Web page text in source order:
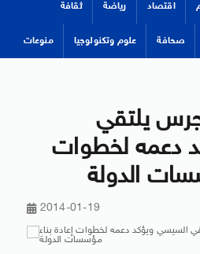
اقتصاد رياضة ثقافة
صحافة علوم وتكنولوجيا منوعات
يلتقي
دعمه لخطوات
الدولة
2014-01-19